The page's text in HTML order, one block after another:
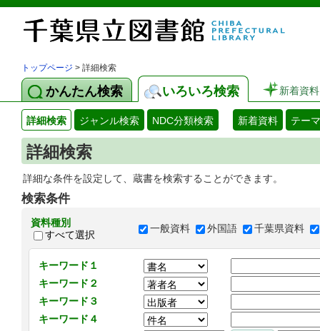
トップページ > 詳細検索
かんたん検索 いろいろ検索 新着資料
詳細検索 ジャンル検索 NDC分類検索 新着資料 テー
詳細検索
詳細な条件を設定して、蔵書を検索することができます。
検索条件
資料種別
すべて選択
一般資料 外国語 千葉県資料
キーワード１
キーワード２
キーワード３
キーワード４